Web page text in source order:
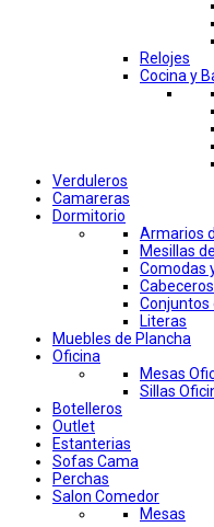
Relojes
Cocina y
Verduleros
Camareras
Dormitorio
Armarios
Mesillas
Comodas
Conjuntos
Literas
Muebles de Plancha
Oficina
Mesas
Sillas
Botelleros
Outlet
Estanterias
Sofas Cama
Perchas
Salon Comedor
Mesas